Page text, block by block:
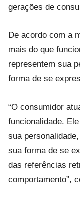
gerações de
De acordo com a
mais do que
representem sua
forma de se
“O consumidor
funcionalidade.
sua
sua forma de se
das referências
comportamento”,